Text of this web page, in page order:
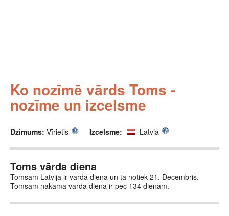
Ko nozīmē vārds Toms -
nozīme un izcelsme
Dzimums: Vīrietis Izcelsme: Latvia
Toms vārda diena
Tomsam Latvijā ir vārda diena un tā notiek 21. Decembris.
Tomsam nākamā vārda diena ir pēc 134 dienām.